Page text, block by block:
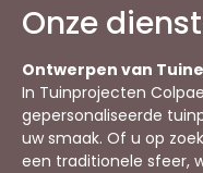
Onze
Ontwerpen van
In Tuinprojecten
gepersonaliseerde
uw smaak. Of u op
een traditionele sfeer,